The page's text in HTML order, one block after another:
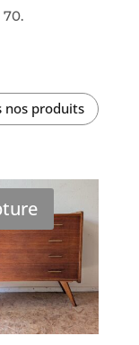
nos produits